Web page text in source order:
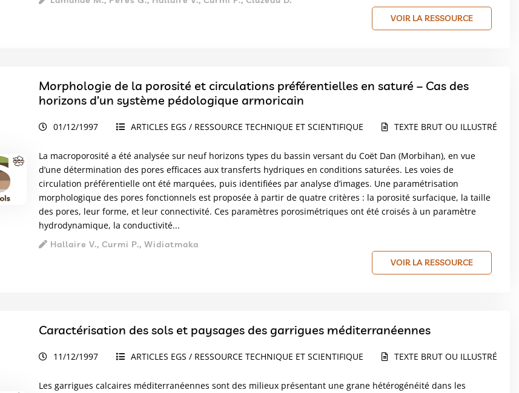
VOIR LA RESSOURCE
Morphologie de la porosité et circulations préférentielles en saturé – Cas des
horizons d’un système pédologique armoricain
01/12/1997 ARTICLES EGS / RESSOURCE TECHNIQUE ET SCIENTIFIQUE TEXTE BRUT OU ILLUSTRÉ
La macroporosité a été analysée sur neuf horizons types du bassin versant du Coët Dan (Morbihan), en vue
d’une détermination des pores efficaces aux transferts hydriques en conditions saturées. Les voies de
circulation préférentielle ont été marquées, puis identifiées par analyse d’images. Une paramétrisation
morphologique des pores fonctionnels est proposée à partir de quatre critères : la porosité surfacique, la taille
des pores, leur forme, et leur connectivité. Ces paramètres porosimétriques ont été croisés à un paramètre
hydrodynamique, la conductivité...
Hallaire V., Curmi P., Widiatmaka
VOIR LA RESSOURCE
Caractérisation des sols et paysages des garrigues méditerranéennes
11/12/1997 ARTICLES EGS / RESSOURCE TECHNIQUE ET SCIENTIFIQUE TEXTE BRUT OU ILLUSTRÉ
Les garrigues calcaires méditerranéennes sont des milieux présentant une grane hétérogénéité dans les